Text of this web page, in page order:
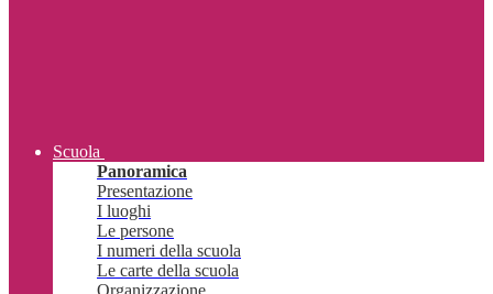
Scuola
Panoramica
Presentazione
I luoghi
Le persone
I numeri della scuola
Le carte della scuola